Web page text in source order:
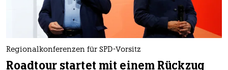
Regionalkonferenzen für SPD-Vorsitz
Roadtour startet mit einem Rückzug